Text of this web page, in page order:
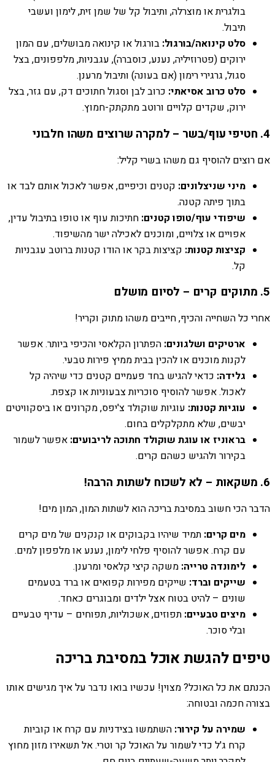
בולגרית או מוצרלה, ותיבול קל של שמן זית, לימון ועשבי
תיבול.
סלט קינואה/בורגול: בורגול או קינואה מבושלים, עם המון
ירוקים (פטרוזיליה, נענע, כוסברה), עגבניות, מלפפונים, בצל
סגול, גרגירי רימון (אם בעונה) ותיבול מרענן.
סלט כרוב אסיאתי: כרוב לבן וסגול חתוכים דק, עם גזר, בצל
ירוק, שקדים קלויים ורוטב מתקתק-חמוץ.
4. חטיפי עוף/בשר – למקרה שרוצים משהו חלבוני
אם רוצים להוסיף גם משהו בשרי קליל:
מיני שניצלונים: קטנים וכיפיים, אפשר לאכול אותם לבד או
בתוך פיתה קטנה.
שיפודי עוף/טופו קטנים: חתיכות עוף או טופו בתיבול עדין,
אפויים או צלויים, ומוכנים לאכילה ישר מהשיפוד.
קציצות קטנות: קציצות בקר או הודו קטנות ברוטב עגבניות
קל.
5. מתוקים קרים – לסיום מושלם
אחרי כל השחייה והכיף, חייבים משהו מתוק וקריר!
ארטיקים ושלגונים: הפתרון הקלאסי והכיפי ביותר. אפשר
לקנות מוכנים או להכין בבית ממיץ פירות טבעי.
גלידה: כדאי להגיש בחד פעמיים קטנים כדי שיהיה קל
לאכול. אפשר להוסיף סוכריות צבעוניות או קצפת.
עוגיות קטנות: עוגיות שוקולד צ'יפס, מקרונים או ביסקוויטים
יבשים, שלא מתקלקלים בחום.
בראוניז או עוגת שוקולד חתוכה לריבועים: אפשר לשמור
בקירור ולהגיש כשהם קרים.
6. משקאות – לא לשכוח לשתות הרבה!
הדבר הכי חשוב במסיבת בריכה הוא לשתות המון, המון מים!
מים קרים: תמיד שיהיו בקבוקים או קנקנים של מים קרים
עם קרח. אפשר להוסיף פלחי לימון, נענע או מלפפון למים.
לימונדה טרייה: משקה קיצי קלאסי ומרענן.
שייקים וברד: שייקים מפירות קפואים או ברד בטעמים
שונים – להיט בטוח אצל ילדים ומבוגרים כאחד.
מיצים טבעיים: תפוזים, אשכוליות, תפוחים – עדיף טבעיים
ובלי סוכר.
טיפים להגשת אוכל במסיבת בריכה
הכנתם את כל האוכל? מצוין! עכשיו בואו נדבר על איך מגישים אותו
בצורה חכמה ובטוחה:
שמירה על קירור: השתמשו בצידניות עם קרח או קוביות
קרח ג'ל כדי לשמור על האוכל קר וטרי. אל תשאירו מזון מחוץ